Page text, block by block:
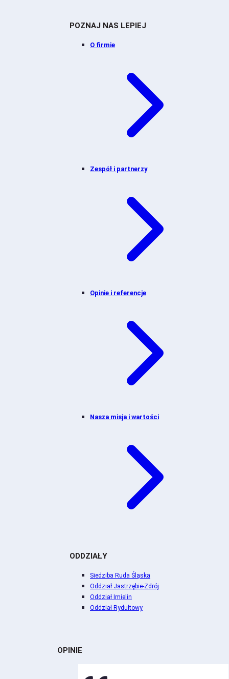
POZNAJ NAS LEPIEJ
O firmie
Zespół i partnerzy
Opinie i referencje
Nasza misja i wartości
ODDZIAŁY
Siedziba Ruda Śląska
Oddział Jastrzębie-Zdrój
Oddział Imielin
Oddział Rydułtowy
OPINIE